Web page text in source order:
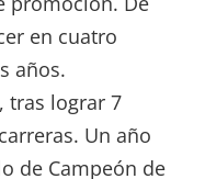
en cuatro
años.
tras lograr 7
Un año
de Campeón de